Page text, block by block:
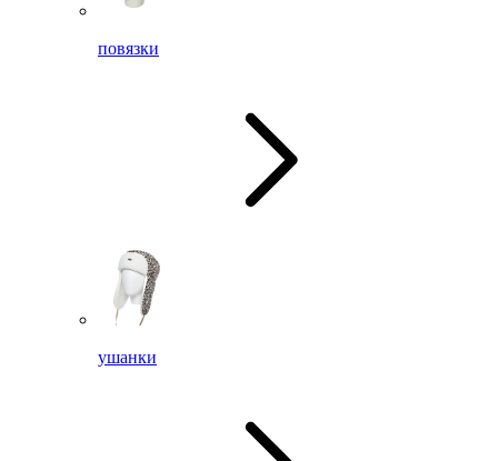
повязки
ушанки